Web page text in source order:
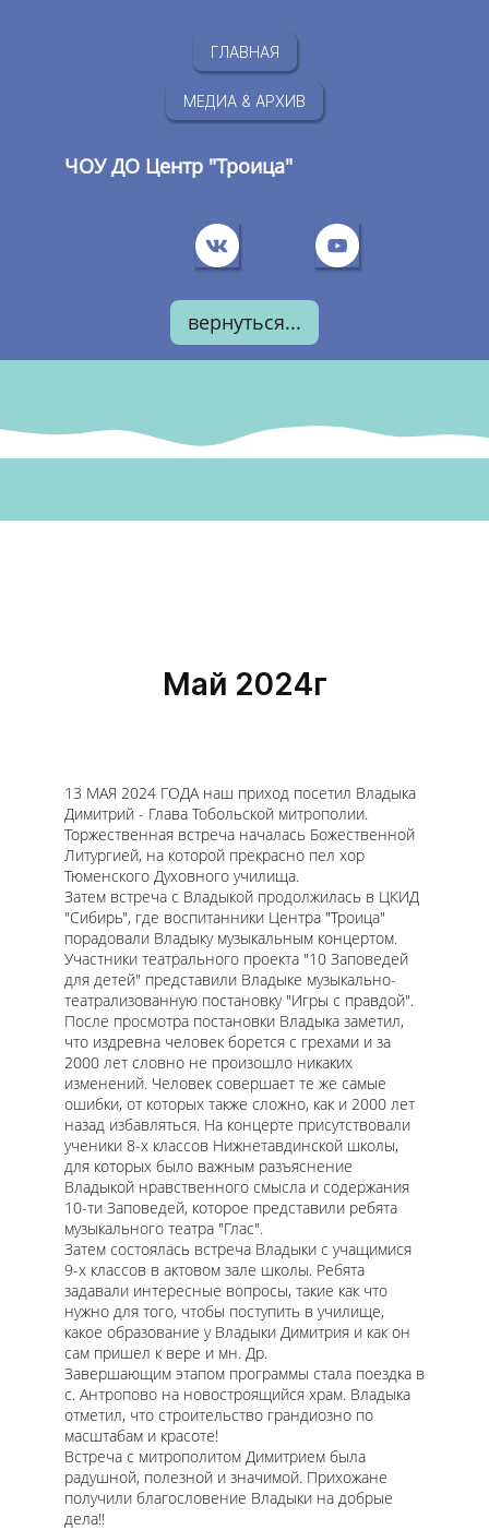
ГЛАВНАЯ
МЕДИА & АРХИВ
ЧОУ ДО Центр "Троица"
вернуться...
Май 2024г
13 МАЯ 2024 ГОДА наш приход посетил Владыка
Димитрий - Глава Тобольской митрополии.
Торжественная встреча началась Божественной
Литургией, на которой прекрасно пел хор
Тюменского Духовного училища.
Затем встреча с Владыкой продолжилась в ЦКИД
"Сибирь", где воспитанники Центра "Троица"
порадовали Владыку музыкальным концертом.
Участники театрального проекта "10 Заповедей
для детей" представили Владыке музыкально-
театрализованную постановку "Игры с правдой".
После просмотра постановки Владыка заметил,
что издревна человек борется с грехами и за
2000 лет словно не произошло никаких
изменений. Человек совершает те же самые
ошибки, от которых также сложно, как и 2000 лет
назад избавляться. На концерте присутствовали
ученики 8-х классов Нижнетавдинской школы,
для которых было важным разъяснение
Владыкой нравственного смысла и содержания
10-ти Заповедей, которое представили ребята
музыкального театра "Глас".
Затем состоялась встреча Владыки с учащимися
9-х классов в актовом зале школы. Ребята
задавали интересные вопросы, такие как что
нужно для того, чтобы поступить в училище,
какое образование у Владыки Димитрия и как он
сам пришел к вере и мн. Др.
Завершающим этапом программы стала поездка в
с. Антропово на новостроящийся храм. Владыка
отметил, что строительство грандиозно по
масштабам и красоте!
Встреча с митрополитом Димитрием была
радушной, полезной и значимой. Прихожане
получили благословение Владыки на добрые
дела!!